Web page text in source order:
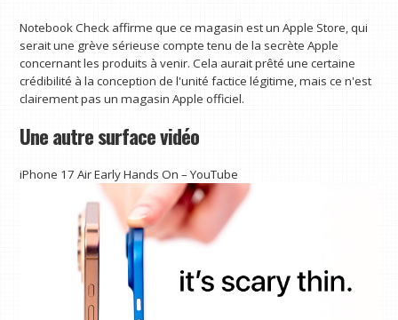
Notebook Check affirme que ce magasin est un Apple Store, qui
serait une grève sérieuse compte tenu de la secrète Apple
concernant les produits à venir. Cela aurait prêté une certaine
crédibilité à la conception de l'unité factice légitime, mais ce n'est
clairement pas un magasin Apple officiel.
Une autre surface vidéo
iPhone 17 Air Early Hands On – YouTube